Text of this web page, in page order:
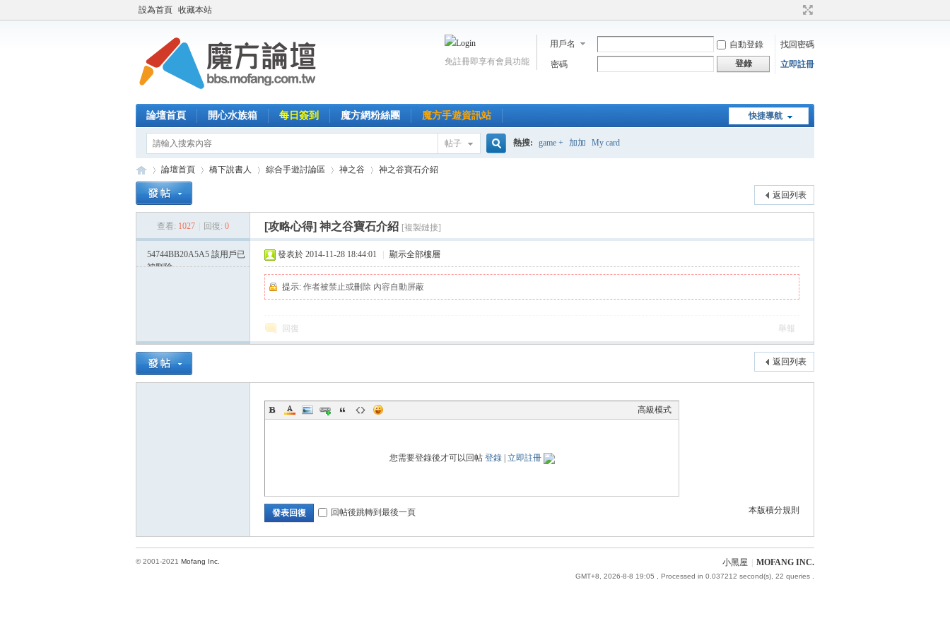
設為首頁 收藏本站
用戶名 自動登錄
找回密碼
密碼
登錄 立即註冊
免註冊即享有會員功能
快捷導航
論壇首頁 開心水族箱 每日簽到 魔方網粉絲團 魔方手遊資訊站
帖子 熱搜: game + 加加 My card
方
論壇首頁 橋下說書人 綜合手遊討論區
›
神之谷
›
神之谷寶石介紹
返回列表
查看: 1027 回復: 0 [攻略心得] 神之谷寶石介紹 [複製鏈接]
54744BB20A5A5 該用戶已
被刪除
發表於 2014-11-28 18:44:01 顯示全部樓層
提示: 作者被禁止或刪除 內容自動屏蔽
回復 舉報
返回列表
高級模式
您需要登錄後才可以回帖 登錄| 立即註冊
本版積分規則
發表回復 回帖後跳轉到最後一頁
小黑屋 MOFANG INC.
GMT+8, 2026-8-8 19:05 , Processed in 0.037212 second(s), 22 queries .
© 2001-2021 Mofang Inc.